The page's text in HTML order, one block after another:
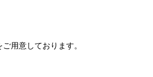
用意しております。